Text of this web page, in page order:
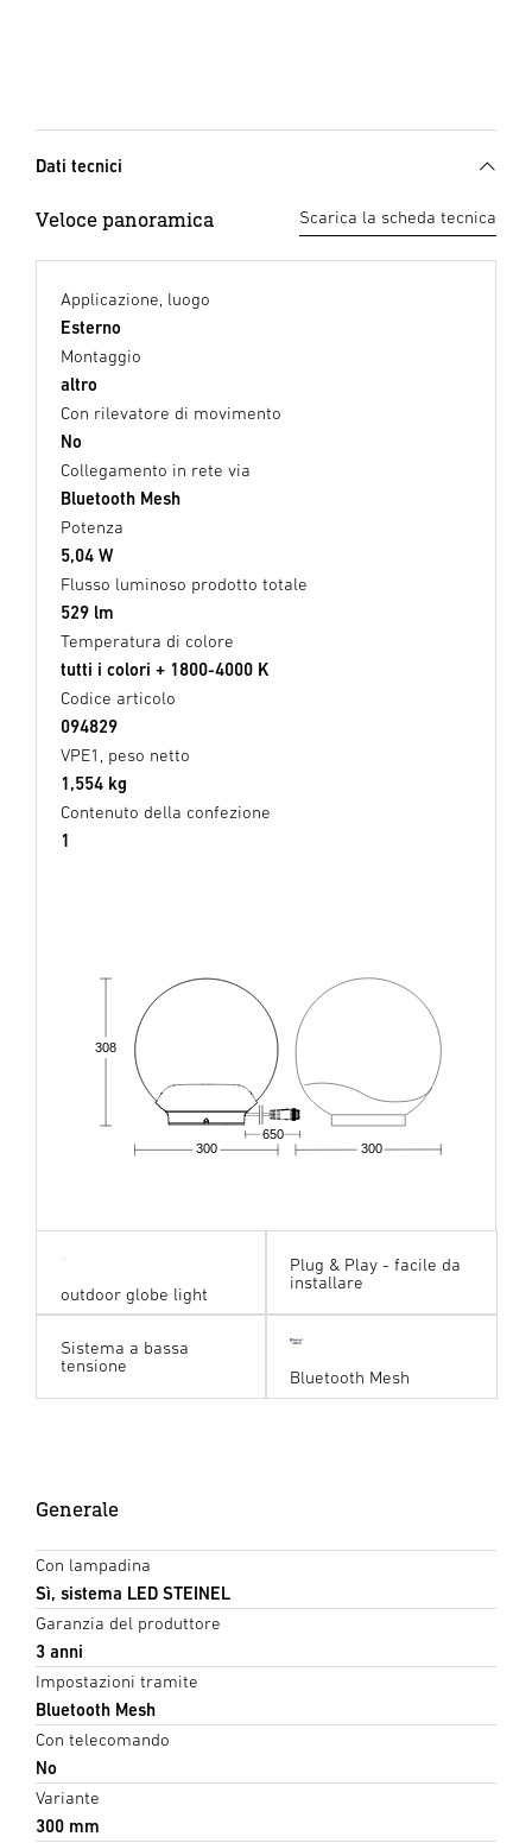
Dati tecnici
Veloce panoramica Scarica la scheda tecnica
Applicazione, luogo
Esterno
Montaggio
altro
Con rilevatore di movimento
No
Collegamento in rete via
Bluetooth Mesh
Potenza
5,04 W
Flusso luminoso prodotto totale
529 lm
Temperatura di colore
tutti i colori + 1800-4000 K
Codice articolo
094829
VPE1, peso netto
1,554 kg
Contenuto della confezione
1
300
300
308
650
outdoor globe light
Plug & Play - facile da
installare
Sistema a bassa
tensione
Bluetooth Mesh
Generale
Con lampadina
Sì, sistema LED STEINEL
Garanzia del produttore
3 anni
Impostazioni tramite
Bluetooth Mesh
Con telecomando
No
Variante
300 mm